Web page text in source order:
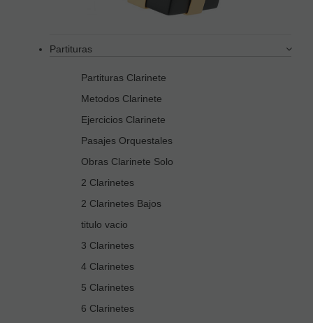
Partituras
Partituras Clarinete
Metodos Clarinete
Ejercicios Clarinete
Pasajes Orquestales
Obras Clarinete Solo
2 Clarinetes
2 Clarinetes Bajos
titulo vacio
3 Clarinetes
4 Clarinetes
5 Clarinetes
6 Clarinetes